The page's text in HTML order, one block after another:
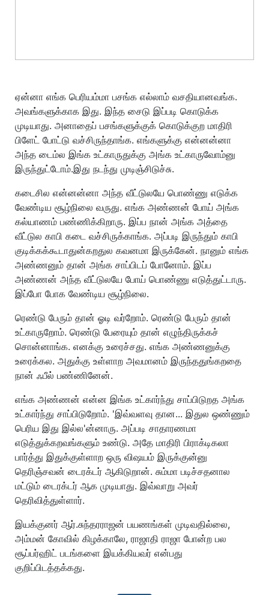
ஏன்னா எங்க பெரியம்மா பசங்க எல்லாம் வசதியானவங்க.
அவங்களுக்காக இது. இந்த சைடு இப்படி கொடுக்க
முடியாது. அனாதைப் பசங்களுக்குக் கொடுக்குற மாதிரி
பிளேட் போட்டு வச்சிருந்தாங்க. எங்களுக்கு என்னன்னா
அந்த டைம்ல இங்க உட்காருதுக்கு அங்க உட்காருவோம்னு
இருந்துட்டோம்.இது நடந்து முடிஞ்சிடுச்சு.
கடைசில என்னன்னா அந்த வீட்டுலயே பொண்ணு எடுக்க
வேண்டிய சூழ்நிலை வருது. எங்க அண்ணன் போய் அங்க
கல்யாணம் பண்ணிக்கிறாரு. இப்ப நான் அங்க அத்தை
வீட்டுல காபி கடை வச்சிருக்காங்க. அப்படி இருந்தும் காபி
குடிக்கக்கூடாதுன்கறதுல கவனமா இருக்கேன். நானும் எங்க
அண்ணனும் தான் அங்க சாப்பிடப் போனோம். இப்ப
அண்ணன் அந்த வீட்டுலயே போய் பொண்ணு எடுத்துட்டாரு.
இப்போ போக வேண்டிய சூழ்நிலை.
ரெண்டு பேரும் தான் ஓடி வர்றோம். ரெண்டு பேரும் தான்
உட்காருறோம். ரெண்டு பேரையும் தான் எழுந்திருக்கச்
சொன்னாங்க. எனக்கு உரைச்சது. எங்க அண்ணனுக்கு
உரைக்கல. அதுக்கு உள்ளாற அவமானம் இருந்ததுங்கறதை
நான் ஃபீல் பண்ணினேன்.
எங்க அண்ணன் என்ன இங்க உட்கார்ந்து சாப்பிடுறத அங்க
உட்கார்ந்து சாப்பிடுறோம். 'இவ்வளவு தான... இதுல ஒண்ணும்
பெரிய இது இல்ல'ன்னாரு. அப்படி சாதாரணமா
எடுத்துக்கறவங்களும் உண்டு. அதே மாதிரி பிராக்டிகலா
பார்த்து இதுக்குள்ளாற ஒரு விஷயம் இருக்குன்னு
தெரிஞ்சவன் டைரக்டர் ஆகிடுறான். சும்மா படிச்சதனால
மட்டும் டைரக்டர் ஆக முடியாது. இவ்வாறு அவர்
தெரிவித்துள்ளார்.
இயக்குனர் ஆர்.சுந்தரராஜன் பயணங்கள் முடிவதில்லை,
அம்மன் கோவில் கிழக்காலே, ராஜாதி ராஜா போன்ற பல
சூப்பர்ஹிட் படங்களை இயக்கியவர் என்பது
குறிப்பிடத்தக்கது.